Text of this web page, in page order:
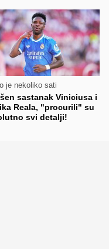
je nekoliko sati
sastanak Viniciusa i
Reala, "procurili" su
svi detalji!